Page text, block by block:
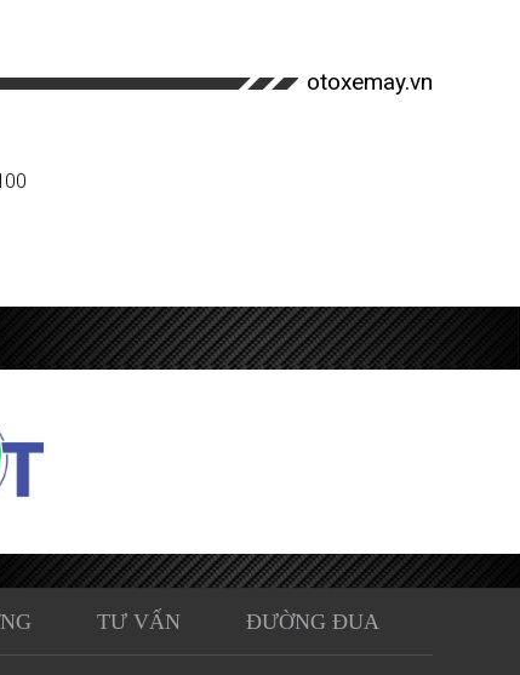
otoxemay.vn
TƯ VẤN ĐƯỜNG ĐUA